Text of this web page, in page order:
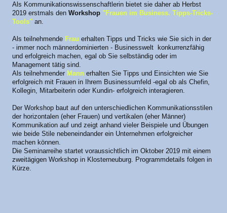
Als Kommunikationswissenschaftlerin bietet sie daher ab Herbst
2019 erstmals den Workshop "Frauen im Business. Tipps-Tricks-
Tools" an.
Als teilnehmende Frau erhalten Tipps und Tricks wie Sie sich in der
- immer noch männerdominierten - Businesswelt konkurrenzfähig
und erfolgreich machen, egal ob Sie selbständig oder im
Management tätig sind.
Als teilnehmender Mann erhalten Sie Tipps und Einsichten wie Sie
erfolgreich mit Frauen in Ihrem Businessumfeld -egal ob als Chefin,
Kollegin, Mitarbeiterin oder Kundin- erfolgreich interagieren.
Der Workshop baut auf den unterschiedlichen Kommunikationsstilen
der horizontalen (eher Frauen) und vertikalen (eher Männer)
Kommunikation auf und zeigt anhand vieler Beispiele und Übungen
wie beide Stile nebeneindander ein Unternehmen erfolgreicher
machen können.
Die Seminarreihe startet voraussichtlich im Oktober 2019 mit einem
zweitägigen Workshop in Klosterneuburg. Programmdetails folgen in
Kürze.